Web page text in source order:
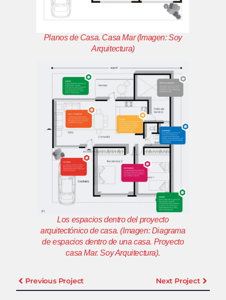
Planos de Casa. Casa Mar(Imagen: Soy
Arquitectura)
Los espacios dentro del proyecto
arquitectónico de casa. (Imagen: Diagrama
de espacios dentro de una casa. Proyecto
casa Mar. Soy Arquitectura).
Previous Project Next Project